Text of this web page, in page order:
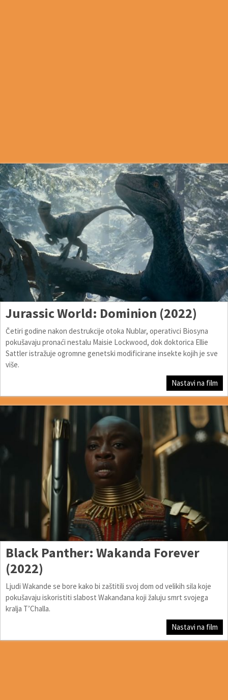
Jurassic World: Dominion (2022)
Četiri godine nakon destrukcije otoka Nublar, operativci Biosyna
pokušavaju pronaći nestalu Maisie Lockwood, dok doktorica Ellie
Sattler istražuje ogromne genetski modificirane insekte kojih je sve
više.
Nastavi na film
Black Panther: Wakanda Forever
(2022)
Ljudi Wakande se bore kako bi zaštitili svoj dom od velikih sila koje
pokušavaju iskoristiti slabost Wakanđana koji žaluju smrt svojega
kralja T’Challa.
Nastavi na film